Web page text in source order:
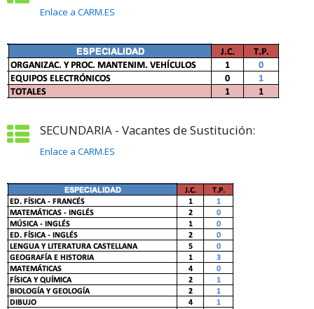
Enlace a CARM.ES
SECUNDARIA - Vacantes de Sustitución:
Enlace a CARM.ES